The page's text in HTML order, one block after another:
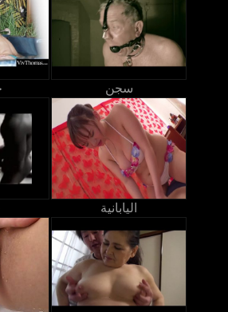
سجن
اليابانية